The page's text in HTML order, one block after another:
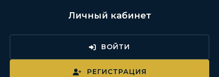
Личный кабинет
ВОЙТИ
РЕГИСТРАЦИЯ